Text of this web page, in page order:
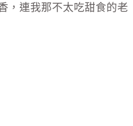
，連我那不太吃甜食的老